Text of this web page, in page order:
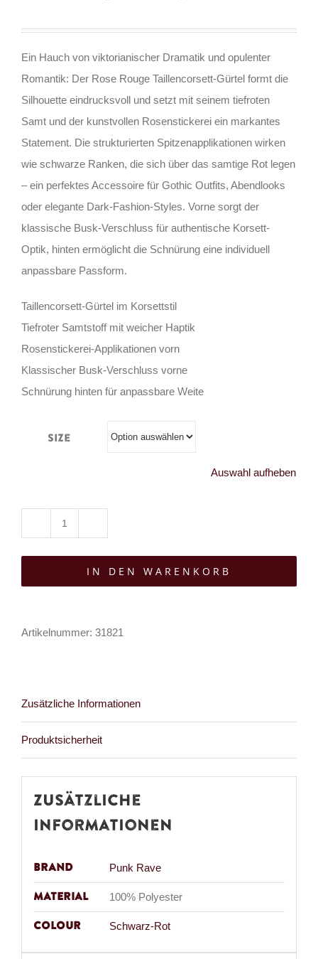
Ein Hauch von viktorianischer Dramatik und opulenter
Romantik: Der Rose Rouge Taillencorsett-Gürtel formt die
Silhouette eindrucksvoll und setzt mit seinem tiefroten
Samt und der kunstvollen Rosenstickerei ein markantes
Statement. Die strukturierten Spitzenapplikationen wirken
wie schwarze Ranken, die sich über das samtige Rot legen
– ein perfektes Accessoire für Gothic Outfits, Abendlooks
oder elegante Dark-Fashion-Styles. Vorne sorgt der
klassische Busk-Verschluss für authentische Korsett-
Optik, hinten ermöglicht die Schnürung eine individuell
anpassbare Passform.
Taillencorsett-Gürtel im Korsettstil
Tiefroter Samtstoff mit weicher Haptik
Rosenstickerei-Applikationen vorn
Klassischer Busk-Verschluss vorne
Schnürung hinten für anpassbare Weite
Size
Auswahl aufheben
Rave
Miedergürtel
Menge
IN DEN WARENKORB
Artikelnummer: 31821
Zusätzliche Informationen
Produktsicherheit
Zusätzliche
Informationen
Brand Punk Rave
Material 100% Polyester
Colour Schwarz-Rot